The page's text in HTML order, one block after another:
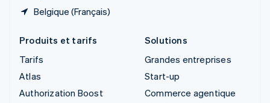
Belgique (Français)
Produits et tarifs
Tarifs
Atlas
Authorization Boost
Solutions
Grandes entreprises
Start-up
Commerce agentique